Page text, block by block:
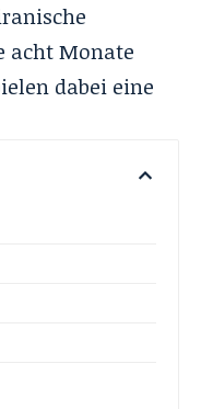
acht Monate
dabei eine